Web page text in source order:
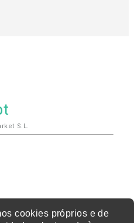
cookies próprios e de
S.L.